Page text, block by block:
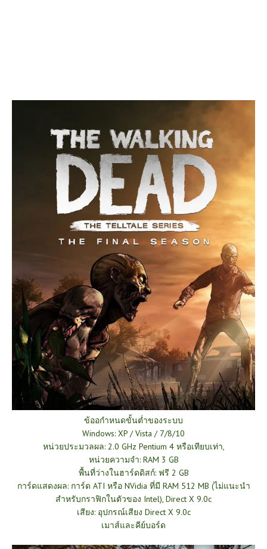
ข้ออกำหนดขั้นต่ำของระบบ
Windows: XP / Vista / 7/8/10
หน่วยประมวลผล: 2.0 GHz Pentium 4 หรือเทียบเท่า,
หน่วยความจำ: RAM 3 GB
พื้นที่ว่างในฮาร์ดดิสก์: ฟรี 2 GB
การ์ดแสดงผล: การ์ด ATI หรือ NVidia ที่มี RAM 512 MB (ไม่แนะนำ
สำหรับกราฟิกในตัวของ Intel), Direct X 9.0c
เสียง: อุปกรณ์เสียง Direct X 9.0c
เมาส์และคีย์บอร์ด